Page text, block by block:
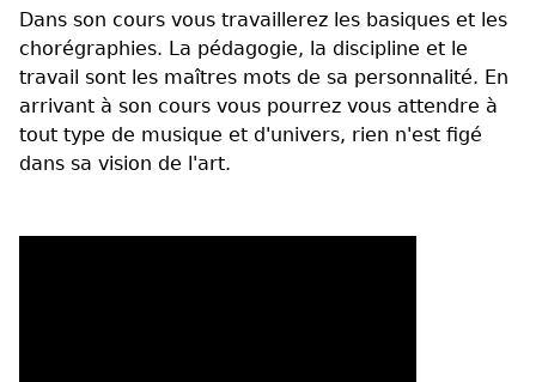
Dans son cours vous travaillerez les basiques et les
chorégraphies. La pédagogie, la discipline et le
travail sont les maîtres mots de sa personnalité. En
arrivant à son cours vous pourrez vous attendre à
tout type de musique et d'univers, rien n'est figé
dans sa vision de l'art.